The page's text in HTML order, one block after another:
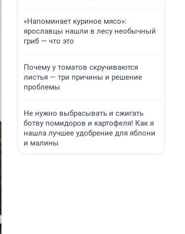
«Напоминает куриное мясо»:
ярославцы нашли в лесу необычный
гриб — что это
Почему у томатов скручиваются
листья — три причины и решение
проблемы
Не нужно выбрасывать и сжигать
ботву помидоров и картофеля! Как я
нашла лучшее удобрение для яблони
и малины